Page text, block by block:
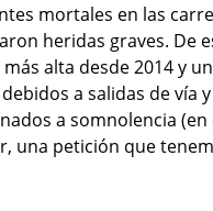
mortales en las
heridas graves. De
alta desde 2014 y
a salidas de vía
a somnolencia (en
una petición que